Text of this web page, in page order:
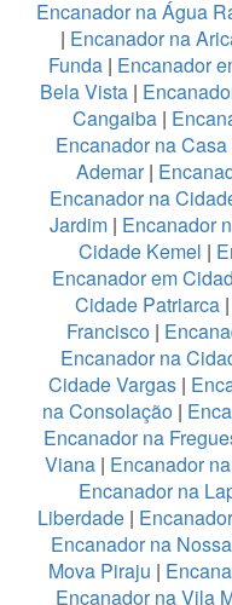
Encanador na Água
| Encanador na
Funda | Encanador
Bela Vista |
Cangaiba |
Encanador na
Ademar|
Encanador na
Jardim | Encanador
Cidade Kemel |
Encanador em
Cidade Patriarca|
Francisco |
Encanador na
Cidade Vargas |
na Consolação |
Encanador na
Viana| Encanador
Encanador na
Liberdade |
Encanador na
Mova Piraju |
Encanador na Vila